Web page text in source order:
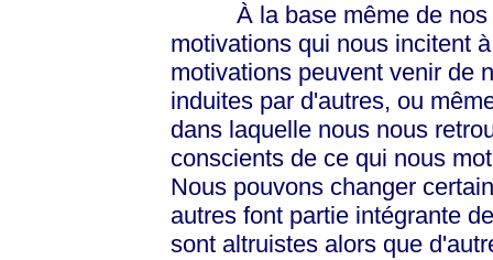
À la base même de nos
motivations qui nous incitent
motivations peuvent venir de
induites par d'autres, ou
dans laquelle nous nous
conscients de ce qui nous
Nous pouvons changer
autres font partie intégrante
sont altruistes alors que